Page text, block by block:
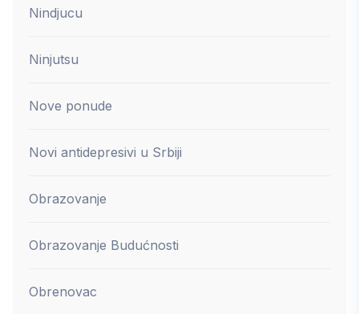
Nindjucu
Ninjutsu
Nove ponude
Novi antidepresivi u Srbiji
Obrazovanje
Obrazovanje Budućnosti
Obrenovac